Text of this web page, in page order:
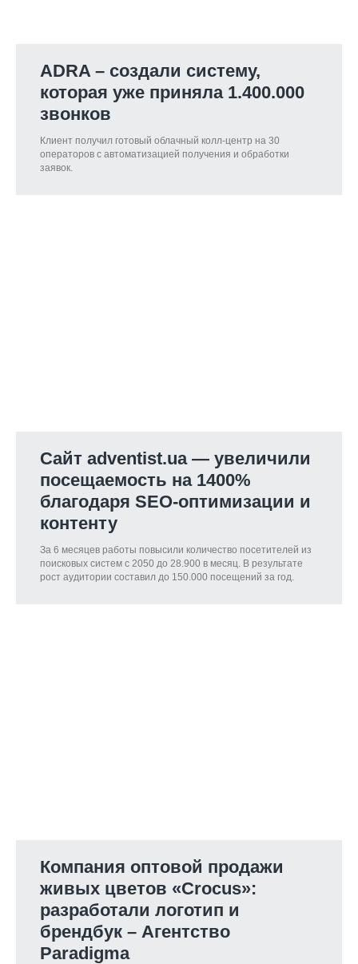
ADRA – создали систему,
которая уже приняла 1.400.000
звонков
Клиент получил готовый облачный колл-центр на 30
операторов с автоматизацией получения и обработки
заявок.
Сайт adventist.ua — увеличили
посещаемость на 1400%
благодаря SEO-оптимизации и
контенту
За 6 месяцев работы повысили количество посетителей из
поисковых систем с 2050 до 28.900 в месяц. В результате
рост аудитории составил до 150.000 посещений за год.
Компания оптовой продажи
живых цветов «Crocus»:
разработали логотип и
брендбук – Агентство
Paradigma